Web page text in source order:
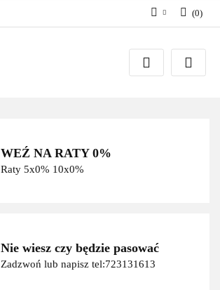
Zaloguj się
Zarejestruj się
(0)
WEŹ NA RATY 0%
Raty 5x0% 10x0%
Nie wiesz czy będzie pasować
Zadzwoń lub napisz tel:723131613